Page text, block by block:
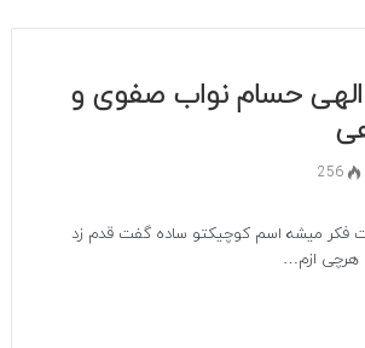
حسام نواب صفوی و
256
فکر میشه اسم کوچیکتو ساده گفت قدم زد
هرچی ازم…